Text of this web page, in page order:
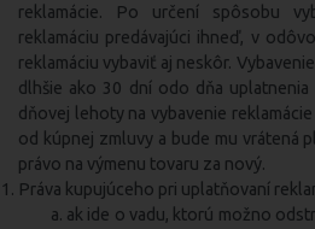
reklamácie. Po určení spôsobu
reklamáciu predávajúci ihneď, v
reklamáciu vybaviť aj neskôr.
dlhšie ako 30 dní odo dňa
dňovej lehoty na vybavenie
od kúpnej zmluvy a bude mu vrátená
právo na výmenu tovaru za nový.
Práva kupujúceho pri uplatňovaní
ak ide o vadu, ktorú možno